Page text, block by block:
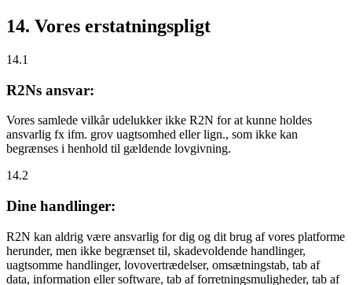
14. Vores erstatningspligt
14.1
R2Ns ansvar:
Vores samlede vilkår udelukker ikke R2N for at kunne holdes
ansvarlig fx ifm. grov uagtsomhed eller lign., som ikke kan
begrænses i henhold til gældende lovgivning.
14.2
Dine handlinger:
R2N kan aldrig være ansvarlig for dig og dit brug af vores platforme
herunder, men ikke begrænset til, skadevoldende handlinger,
uagtsomme handlinger, lovovertrædelser, omsætningstab, tab af
data, information eller software, tab af forretningsmuligheder, tab af